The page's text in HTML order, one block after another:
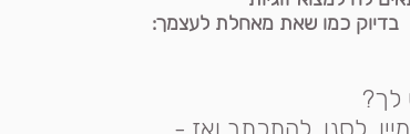
בדיוק כמו שאת מאחלת לעצמך:
לך?